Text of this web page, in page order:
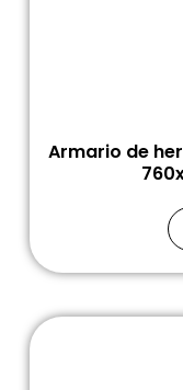
Armario de